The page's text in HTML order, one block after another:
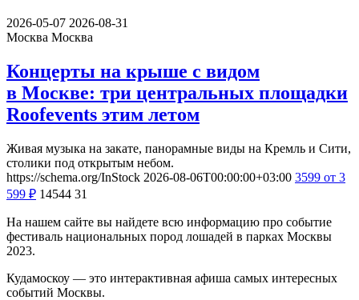
2026-05-07 2026-08-31
Москва Москва
Концерты на крыше с видом
в Москве: три центральных площадки
Roofevents этим летом
Живая музыка на закате, панорамные виды на Кремль и Сити,
столики под открытым небом.
https://schema.org/InStock 2026-08-06T00:00:00+03:00 3599 от 3
599 ₽ 14544 31
На нашем сайте вы найдете всю информацию про событие
фестиваль национальных пород лошадей в парках Москвы
2023.
Кудамоскоу — это интерактивная афиша самых интересных
событий Москвы.